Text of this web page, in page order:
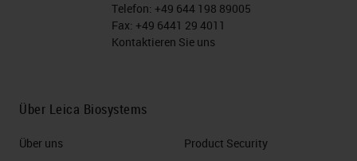
Telefon: +49 644 198 89005
Fax: +49 6441 29 4011
Kontaktieren Sie uns
Über Leica Biosystems
Über uns
Product Security